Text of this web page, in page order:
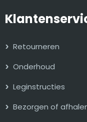
Retourneren
Onderhoud
Leginstructies
Bezorgen of